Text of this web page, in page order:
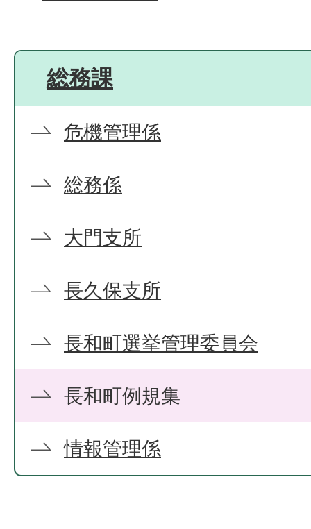
総務課
危機管理係
総務係
大門支所
長久保支所
長和町選挙管理委員会
長和町例規集
情報管理係